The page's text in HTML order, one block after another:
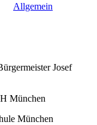
Allgemein
Josef
München
München